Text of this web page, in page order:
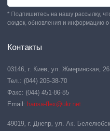
* Подпишитесь на нашу рассылку,
скидок, обновления и информацию о
Контакты
03146, г. Киев, ул. Жмеринская, 26
Тел.: (044) 205-38-70
Факс: (044) 451-86-85
Email: hansa-flex@ukr.net
49019, г. Днепр, ул. Ак.